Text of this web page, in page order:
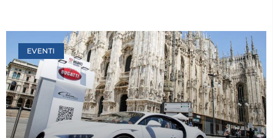
EVENTI